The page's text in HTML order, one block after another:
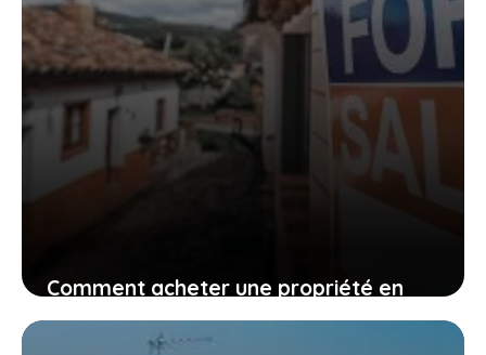
Comment acheter une propriété en
Espagne pour y passer sa retraite ?